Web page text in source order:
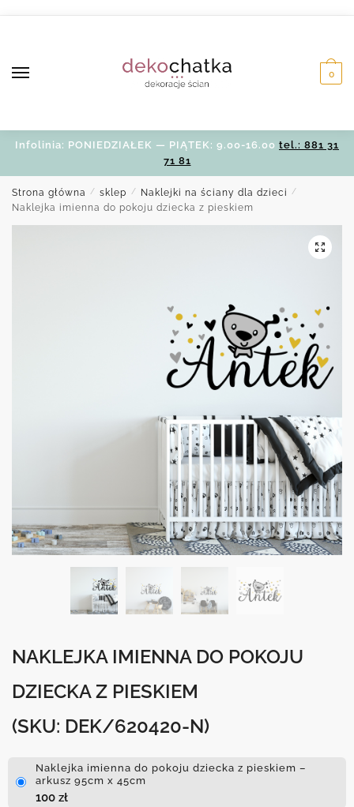
0
Infolinia: PONIEDZIAŁEK — PIĄTEK: 9.00-16.00 tel.: 881 31
71 81
Strona główna / sklep / Naklejki na ściany dla dzieci /
Naklejka imienna do pokoju dziecka z pieskiem
NAKLEJKA IMIENNA DO POKOJU
DZIECKA Z PIESKIEM
(SKU: DEK/620420-N)
Naklejka imienna do pokoju dziecka z pieskiem –
arkusz 95cm x 45cm
100 zł